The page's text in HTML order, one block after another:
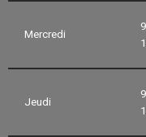
Mercredi
Jeudi